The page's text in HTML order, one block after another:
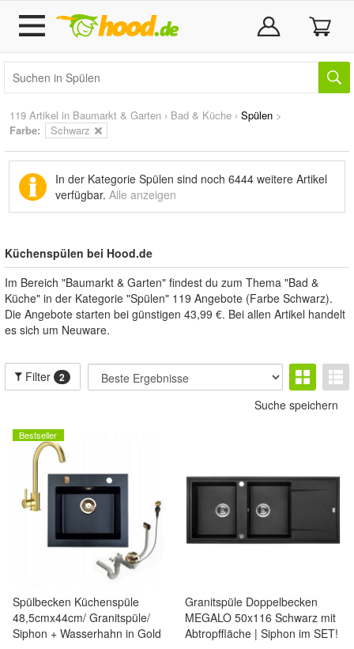
119 Artikel in Baumarkt & Garten › Bad & Küche › Spülen >
Farbe:
Schwarz
In der Kategorie Spülen sind noch 6444 weitere Artikel
verfügbar. Alle anzeigen
Küchenspülen bei Hood.de
Im Bereich "Baumarkt & Garten" findest du zum Thema "Bad &
Küche" in der Kategorie "Spülen" 119 Angebote (Farbe Schwarz).
Die Angebote starten bei günstigen 43,99 €. Bei allen Artikel handelt
es sich um Neuware.
Filter 2
Suche speichern
Bestseller
Spülbecken Küchenspüle
48,5cmx44cm/ Granitspüle/
Siphon + Wasserhahn in Gold
Granitspüle Doppelbecken
MEGALO 50x116 Schwarz mit
Abtropffläche | Siphon im SET!